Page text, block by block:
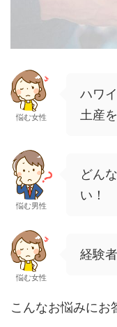
悩む女性
ハワ
土産
悩む男性
どん
い！
悩む女性
経験
こんなお悩みにお